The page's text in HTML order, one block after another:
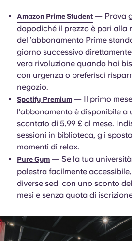
Amazon Prime Student — Prova
dopodiché il prezzo è pari alla
dell’abbonamento Prime
giorno successivo
vera rivoluzione quando hai
con urgenza o preferisci
negozio.
Spotify Premium — Il primo
l'abbonamento è disponibile a
scontato di 5,99 £ al mese.
sessioni in biblioteca, gli
momenti di relax.
Pure Gym — Se la tua
palestra facilmente
diverse sedi con uno sconto
mesi e senza quota di